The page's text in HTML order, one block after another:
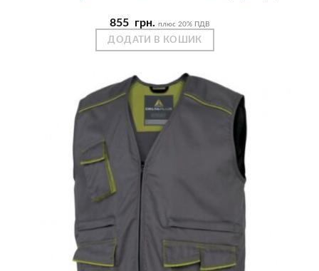
855 грн. плюс 20% ПДВ
ДОДАТИ В КОШИК